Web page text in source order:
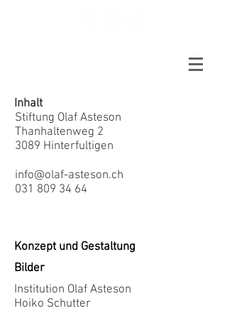
Inhalt
Stiftung Olaf Asteson
Thanhaltenweg 2
3089 Hinterfultigen
info@olaf-asteson.ch
031 809 34 64
Konzept und Gestaltung
Bilder
Institution Olaf Asteson
Hoiko Schutter